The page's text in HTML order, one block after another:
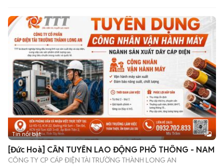
Tin nổi bật 1
[Đức Hoà] CẦN TUYỂN LAO ĐỘNG PHỔ THÔNG - NAM
CÔNG TY CP CÁP ĐIỆN TÀI TRƯỜNG THÀNH LONG AN